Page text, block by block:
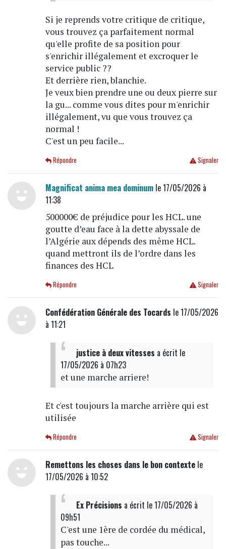
Si je reprends votre critique de critique,
vous trouvez ça parfaitement normal
qu'elle profite de sa position pour
s'enrichir illégalement et excroquer le
service public ??
Et derrière rien, blanchie.
Je veux bien prendre une ou deux pierre sur
la gu... comme vous dites pour m'enrichir
illégalement, vu que vous trouvez ça
normal !
C'est un peu facile...
Signaler
Répondre
Magnificat anima mea dominumle 17/05/2026 à
11:38
500000€ de préjudice pour les HCL. une
goutte d’eau face à la dette abyssale de
l’Algérie aux dépends des même HCL.
quand mettront ils de l’ordre dans les
finances des HCL
Signaler
Répondre
Confédération Générale des Tocards le 17/05/2026
à 11:21
justice à deux vitesses a écrit le
17/05/2026 à 07h23
et une marche arriere!
Et c'est toujours la marche arrière qui est
utilisée
Signaler
Répondre
Remettons les choses dans le bon contextele
17/05/2026 à 10:52
Ex Précisions a écrit le 17/05/2026 à
09h51
C'est une 1ère de cordée du médical,
pas touche...